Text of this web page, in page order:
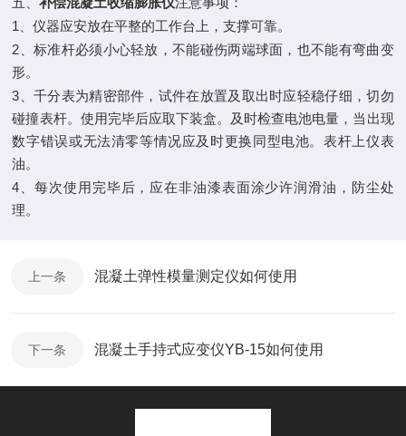
1 、仪器应安放在平整的工作台上，支撑可靠。
2 、标准杆必须小心轻放，不能碰伤两端球面，也不能有弯曲变
形。
3 、千分表为精密部件，试件在放置及取出时应轻稳仔细，切勿
碰撞表杆。使用完毕后应取下装盒。及时检查电池电量，当出现
数字错误或无法清零等情况应及时更换同型电池。表杆上仪表
油。
4 、每次使用完毕后，应在非油漆表面涂少许润滑油，防尘处
理。
上一条 混凝土弹性模量测定仪如何使用
下一条 混凝土手持式应变仪YB-15如何使用